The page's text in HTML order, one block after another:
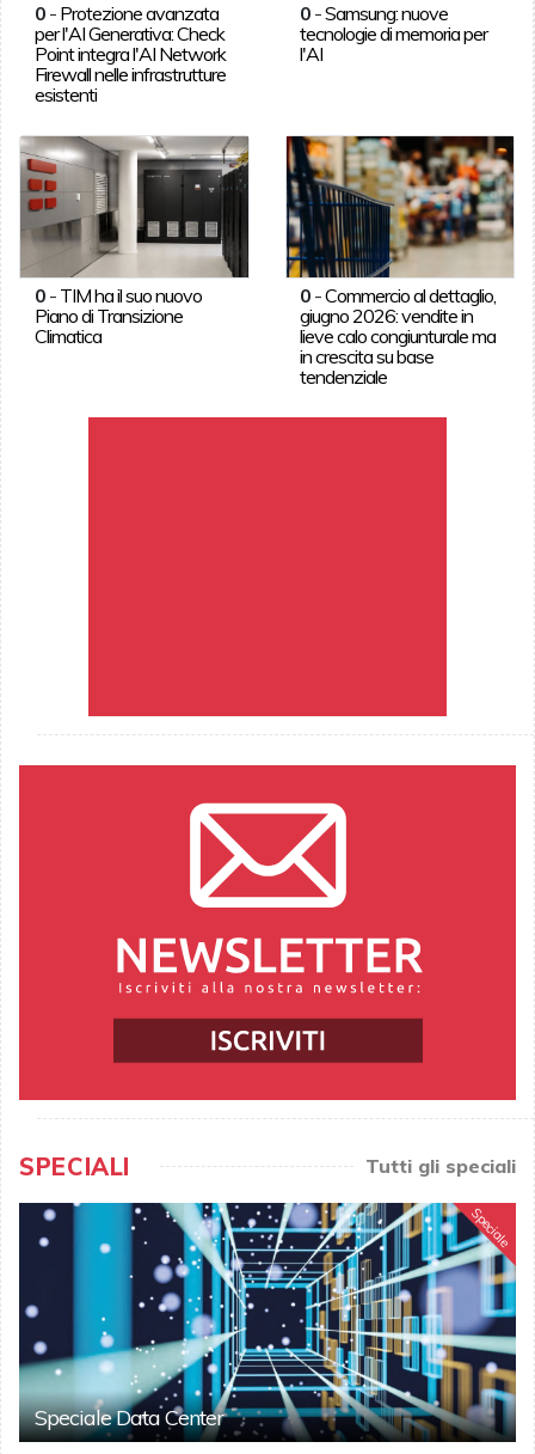
0- Protezione avanzata
per l'AI Generativa: Check
Point integra l'AI Network
Firewall nelle infrastrutture
esistenti
0 -Samsung: nuove
tecnologie di memoria per
l'AI
0- TIM ha il suo nuovo
Piano di Transizione
Climatica
0 -Commercio al dettaglio,
giugno 2026: vendite in
lieve calo congiunturale ma
in crescita su base
tendenziale
SPECIALI Tutti gli speciali
Speciale
Speciale Data Center